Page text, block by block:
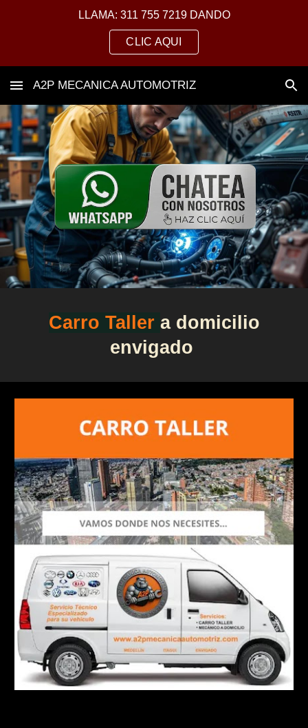
LLAMA: 311 755 7219 DANDO
CLIC AQUI
A2P MECANICA AUTOMOTRIZ
Carro Taller a domicilio
envigado